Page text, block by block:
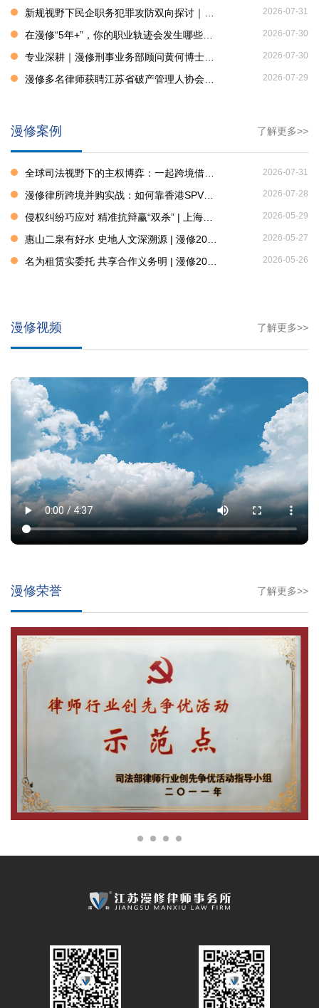
新规视野下民企职务犯罪攻防双向探讨｜无锡市律协刑委会"走进律所"第四期活动于漫修（无锡）律师事务所圆满举行 2026-07-31
在漫修“5年+”，你的职业轨迹会发生哪些变化？——来听听他们的答案 2026-07-30
专业深耕｜漫修刑事业务部顾问黄何博士在《中国纪检监察研究》发表重要学术论文 2026-07-30
漫修多名律师获聘江苏省破产管理人协会二届理事会专门委员会、业务研究委员会重要职务 2026-07-29
漫修案例 了解更多>>
全球司法视野下的主权博弈：一起跨境借贷案中的平行诉讼与法律冲突 2026-07-31
漫修律所跨境并购实战：如何靠香港SPV防火墙，在税改倒计时中抢出柬埔寨新产地？ 2026-07-28
侵权纠纷巧应对 精准抗辩赢“双杀” | 上海T公司诉无锡K公司侵害发明专利权、实用新型专利权纠纷两案 2026-05-29
惠山二泉有好水 史地人文深溯源 | 漫修2025年度十大知产典型案例 2026-05-27
名为租赁实委托 共享合作义务明 | 漫修2025年度十大知产典型案例 2026-05-26
漫修视频 了解更多>>
漫修荣誉 了解更多>>